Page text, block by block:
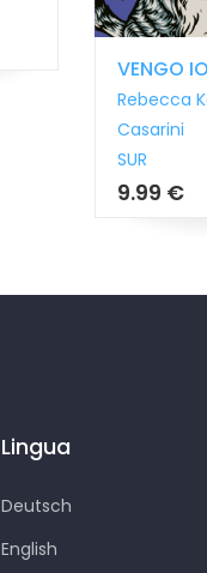
VENGO
Rebecca
Casarini
SUR
9.99 €
Lingua
Deutsch
English